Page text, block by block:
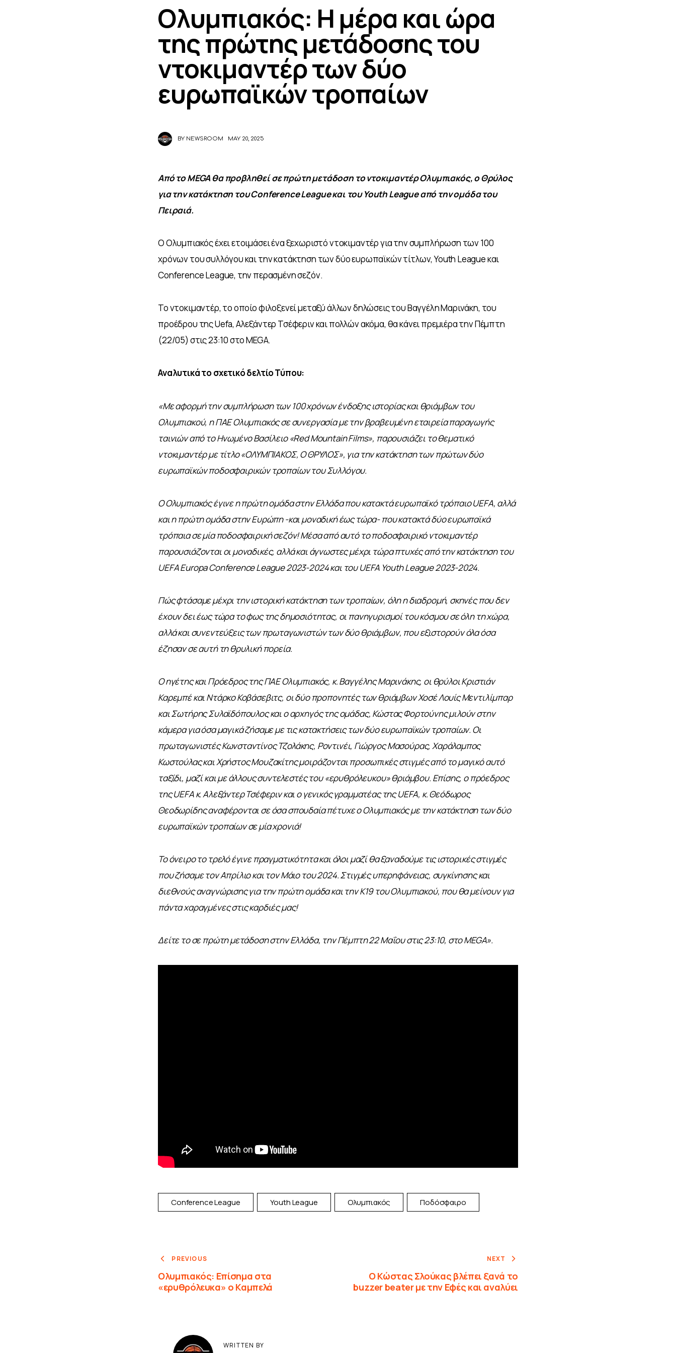
Ολυμπιακός: Η μέρα και ώρα
της πρώτης μετάδοσης του
ντοκιμαντέρ των δύο
ευρωπαϊκών τροπαίων
BY NEWSROOM MAY 20, 2025
Από το MEGA θα προβληθεί σε πρώτη μετάδοση το ντοκιμαντέρ Ολυμπιακός, ο Θρύλος
για την κατάκτηση του Conference League και του Youth League από την ομάδα του
Πειραιά.
Ο Ολυμπιακός έχει ετοιμάσει ένα ξεχωριστό ντοκιμαντέρ για την συμπλήρωση των 100
χρόνων του συλλόγου και την κατάκτηση των δύο ευρωπαϊκών τίτλων, Youth League και
Conference League, την περασμένη σεζόν.
Το ντοκιμαντέρ, το οποίο φιλοξενεί μεταξύ άλλων δηλώσεις του Βαγγέλη Μαρινάκη, του
προέδρου της Uefa, Αλεξάντερ Τσέφεριν και πολλών ακόμα, θα κάνει πρεμιέρα την Πέμπτη
(22/05) στις 23:10 στο MEGA.
Αναλυτικά το σχετικό δελτίο Τύπου:
«Με αφορμή την συμπλήρωση των 100 χρόνων ένδοξης ιστορίας και θριάμβων του
Ολυμπιακού, η ΠΑΕ Ολυμπιακός σε συνεργασία με την βραβευμένη εταιρεία παραγωγής
ταινιών από το Ηνωμένο Βασίλειο «Red Mountain Films», παρουσιάζει το θεματικό
ντοκιμαντέρ με τίτλο «ΟΛΥΜΠΙΑΚΟΣ, Ο ΘΡΥΛΟΣ», για την κατάκτηση των πρώτων δύο
ευρωπαϊκών ποδοσφαιρικών τροπαίων του Συλλόγου.
Ο Ολυμπιακός έγινε η πρώτη ομάδα στην Ελλάδα που κατακτά ευρωπαϊκό τρόπαιο UEFA, αλλά
και η πρώτη ομάδα στην Ευρώπη -και μοναδική έως τώρα- που κατακτά δύο ευρωπαϊκά
τρόπαια σε μία ποδοσφαιρική σεζόν! Μέσα από αυτό το ποδοσφαιρικό ντοκιμαντέρ
παρουσιάζονται οι μοναδικές, αλλά και άγνωστες μέχρι τώρα πτυχές από την κατάκτηση του
UEFA Europa Conference League 2023-2024 και του UEFA Youth League 2023-2024.
Πώς φτάσαμε μέχρι την ιστορική κατάκτηση των τροπαίων, όλη η διαδρομή, σκηνές που δεν
έχουν δει έως τώρα το φως της δημοσιότητας, οι πανηγυρισμοί του κόσμου σε όλη τη χώρα,
αλλά και συνεντεύξεις των πρωταγωνιστών των δύο θριάμβων, που εξιστορούν όλα όσα
έζησαν σε αυτή τη θρυλική πορεία.
Ο ηγέτης και Πρόεδρος της ΠΑΕ Ολυμπιακός, κ. Βαγγέλης Μαρινάκης, οι θρύλοι Κριστιάν
Καρεμπέ και Ντάρκο Κοβάσεβιτς, οι δύο προπονητές των θριάμβων Χοσέ Λουίς Μεντιλίμπαρ
και Σωτήρης Συλαϊδόπουλος και ο αρχηγός της ομάδας, Κώστας Φορτούνης μιλούν στην
κάμερα για όσα μαγικά ζήσαμε με τις κατακτήσεις των δύο ευρωπαϊκών τροπαίων. Οι
πρωταγωνιστές Κωνσταντίνος Τζολάκης, Ροντινέι, Γιώργος Μασούρας, Χαράλαμπος
Κωστούλας και Χρήστος Μουζακίτης μοιράζονται προσωπικές στιγμές από το μαγικό αυτό
ταξίδι, μαζί και με άλλους συντελεστές του «ερυθρόλευκου» θριάμβου. Επίσης, ο πρόεδρος
της UEFA κ. Αλεξάντερ Τσέφεριν και ο γενικός γραμματέας της UEFA, κ. Θεόδωρος
Θεοδωρίδης αναφέρονται σε όσα σπουδαία πέτυχε ο Ολυμπιακός με την κατάκτηση των δύο
ευρωπαϊκών τροπαίων σε μία χρονιά!
Το όνειρο το τρελό έγινε πραγματικότητα και όλοι μαζί θα ξαναδούμε τις ιστορικές στιγμές
που ζήσαμε τον Απρίλιο και τον Μάιο του 2024. Στιγμές υπερηφάνειας, συγκίνησης και
διεθνούς αναγνώρισης για την πρώτη ομάδα και την Κ19 του Ολυμπιακού, που θα μείνουν για
πάντα χαραγμένες στις καρδιές μας!
Δείτε το σε πρώτη μετάδοση στην Ελλάδα, την Πέμπτη 22 Μαΐου στις 23:10, στο MEGA».
Conference League Youth League Ολυμπιακός Ποδόσφαιρο
PREVIOUS
Ολυμπιακός: Επίσημα στα
«ερυθρόλευκα» ο Καμπελά
NEXT
O Κώστας Σλούκας βλέπει ξανά το
buzzer beater με την Εφές και αναλύει
WRITTEN BY